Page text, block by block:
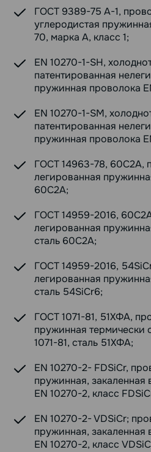
ГОСТ 9389-75 А-1,
углеродистая
70, марка А, класс 1;
EN 10270-1-SH,
патентированная
пружинная проволока
EN 10270-1-SM,
патентированная
пружинная проволока
ГОСТ 14963-78, 60С2А,
легированная
60С2А;
ГОСТ 14959-2016,
легированная
сталь 60С2А;
ГОСТ 14959-2016,
легированная
сталь 54SiCr6;
ГОСТ 1071-81, 51ХФА,
пружинная термически
1071-81, сталь 51ХФА;
EN 10270-2- FDSiCr,
пружинная, закаленная
EN 10270-2, класс
EN 10270-2- VDSiCr;
пружинная, закаленная
EN 10270-2, класс